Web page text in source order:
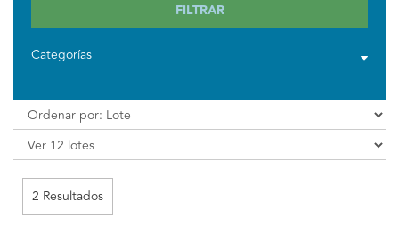
FILTRAR
Categorías
2 Resultados